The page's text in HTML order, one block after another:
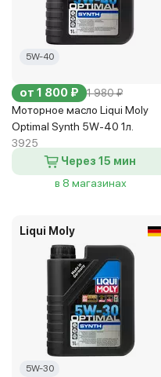
5W-40
от 1 800 ₽ 1 980 ₽
Моторное масло Liqui Moly
Optimal Synth 5W-40 1л.
3925
Через 15 мин
в 8 магазинах
Liqui Moly
5W-30